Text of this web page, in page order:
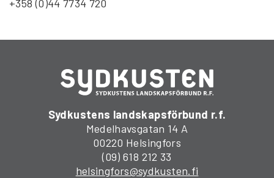
+358 (0)44 7734 720
Sydkustens landskapsförbund r.f.
Medelhavsgatan 14 A
00220 Helsingfors
(09) 618 212 33
helsingfors@sydkusten.fi